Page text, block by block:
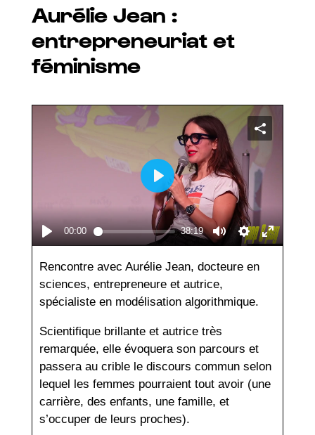
Aurélie Jean :
entrepreneuriat et
féminisme
Rencontre avec Aurélie Jean, docteure en
sciences, entrepreneure et autrice,
spécialiste en modélisation algorithmique.
Scientifique brillante et autrice très
remarquée, elle évoquera son parcours et
passera au crible le discours commun selon
lequel les femmes pourraient tout avoir (une
carrière, des enfants, une famille, et
s’occuper de leurs proches).